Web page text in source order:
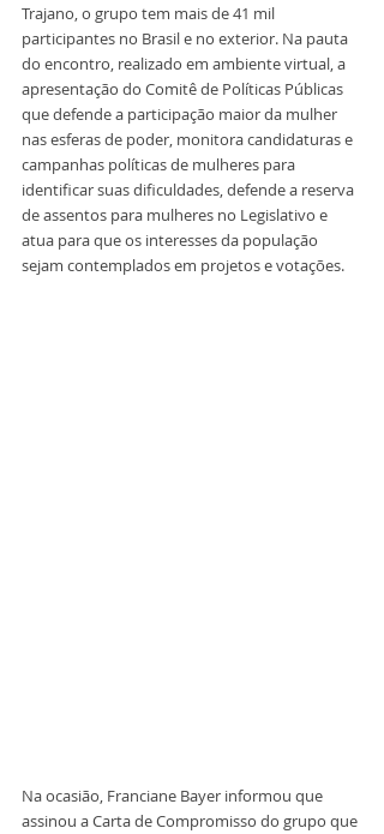
Trajano, o grupo tem mais de 41 mil
participantes no Brasil e no exterior. Na pauta
do encontro, realizado em ambiente virtual, a
apresentação do Comitê de Políticas Públicas
que defende a participação maior da mulher
nas esferas de poder, monitora candidaturas e
campanhas políticas de mulheres para
identificar suas dificuldades, defende a reserva
de assentos para mulheres no Legislativo e
atua para que os interesses da população
sejam contemplados em projetos e votações.
Na ocasião, Franciane Bayer informou que
assinou a Carta de Compromisso do grupo que